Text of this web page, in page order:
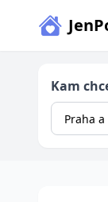
Kam